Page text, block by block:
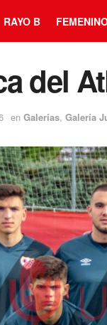
RAYO B
del
en Galerías, Galería